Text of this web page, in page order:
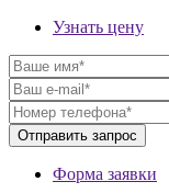
Узнать цену
Форма заявки